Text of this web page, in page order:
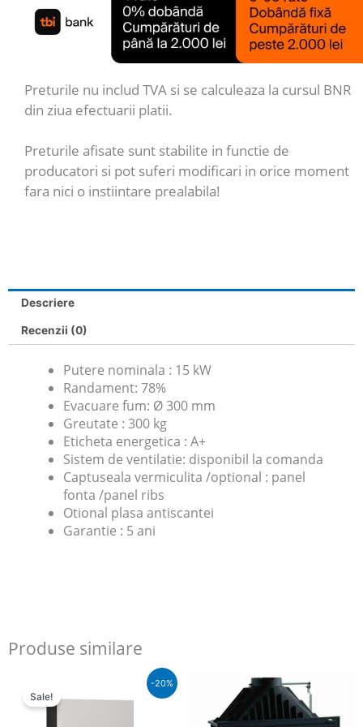
Preturile nu includ TVA si se calculeaza la cursul BNR
din ziua efectuarii platii.
Preturile afisate sunt stabilite in functie de
producatori si pot suferi modificari in orice moment
fara nici o instiintare prealabila!
Descriere
Recenzii (0)
Putere nominala : 15 kW
Randament: 78%
Evacuare fum: Ø 300 mm
Greutate : 300 kg
Eticheta energetica : A+
Sistem de ventilatie: disponibil la comanda
Captuseala vermiculita /optional : panel
fonta /panel ribs
Otional plasa antiscantei
Garantie : 5 ani
Produse similare
-20%
Sale!
a
este: